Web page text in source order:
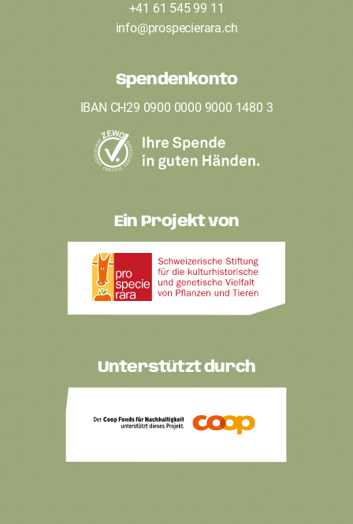
+41 61 545 99 11
info@prospecierara.ch
Spendenkonto
IBAN CH29 0900 0000 9000 1480 3
Ein Projekt von
Unterstützt durch